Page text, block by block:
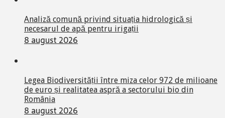
Analiză comună privind situația hidrologică și
necesarul de apă pentru irigații
8 august 2026
Legea Biodiversității între miza celor 972 de milioane
de euro și realitatea aspră a sectorului bio din
România
8 august 2026